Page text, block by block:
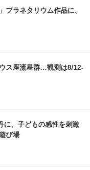
プラネタリウム作品に、
ス座流星群…観測は8/12-
に、子どもの感性を刺激
び場